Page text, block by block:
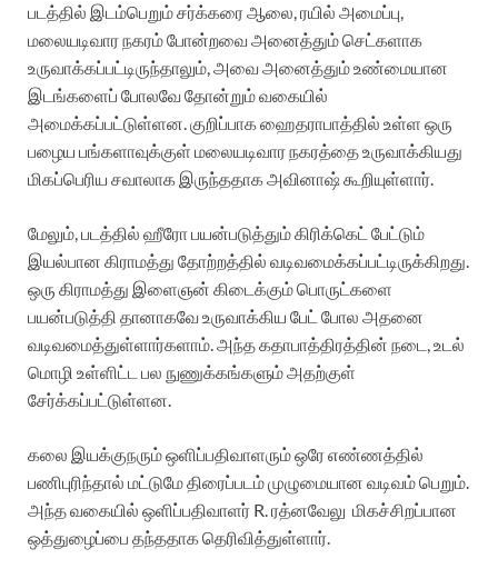
படத்தில் இடம்பெறும் சர்க்கரை ஆலை, ரயில் அமைப்பு,
மலையடிவார நகரம் போன்றவை அனைத்தும் செட்களாக
உருவாக்கப்பட்டிருந்தாலும், அவை அனைத்தும் உண்மையான
இடங்களைப் போலவே தோன்றும் வகையில்
அமைக்கப்பட்டுள்ளன. குறிப்பாக ஹைதராபாத்தில் உள்ள ஒரு
பழைய பங்களாவுக்குள் மலையடிவார நகரத்தை உருவாக்கியது
மிகப்பெரிய சவாலாக இருந்ததாக அவினாஷ் கூறியுள்ளார்.
மேலும், படத்தில் ஹீரோ பயன்படுத்தும் கிரிக்கெட் பேட்டும்
இயல்பான கிராமத்து தோற்றத்தில் வடிவமைக்கப்பட்டிருக்கிறது.
ஒரு கிராமத்து இளைஞன் கிடைக்கும் பொருட்களை
பயன்படுத்தி தானாகவே உருவாக்கிய பேட் போல அதனை
வடிவமைத்துள்ளார்களாம். அந்த கதாபாத்திரத்தின் நடை, உடல்
மொழி உள்ளிட்ட பல நுணுக்கங்களும் அதற்குள்
சேர்க்கப்பட்டுள்ளன.
கலை இயக்குநரும் ஒளிப்பதிவாளரும் ஒரே எண்ணத்தில்
பணிபுரிந்தால் மட்டுமே திரைப்படம் முழுமையான வடிவம் பெறும்.
அந்த வகையில் ஒளிப்பதிவாளர் R. ரத்னவேலு மிகச்சிறப்பான
ஒத்துழைப்பை தந்ததாக தெரிவித்துள்ளார்.